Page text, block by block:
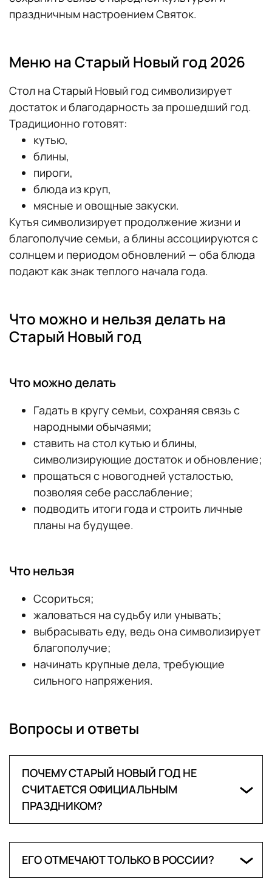
праздничным настроением Святок.
Меню на Старый Новый год 2026
Стол на Старый Новый год символизирует
достаток и благодарность за прошедший год.
Традиционно готовят:
кутью,
блины,
пироги,
блюда из круп,
мясные и овощные закуски.
Кутья символизирует продолжение жизни и
благополучие семьи, а блины ассоциируются с
солнцем и периодом обновлений — оба блюда
подают как знак теплого начала года.
Что можно и нельзя делать на
Старый Новый год
Что можно делать
Гадать в кругу семьи, сохраняя связь с
народными обычаями;
ставить на стол кутью и блины,
символизирующие достаток и обновление;
прощаться с новогодней усталостью,
позволяя себе расслабление;
подводить итоги года и строить личные
планы на будущее.
Что нельзя
Ссориться;
жаловаться на судьбу или унывать;
выбрасывать еду, ведь она символизирует
благополучие;
начинать крупные дела, требующие
сильного напряжения.
Вопросы и ответы
ПОЧЕМУ СТАРЫЙ НОВЫЙ ГОД НЕ
СЧИТАЕТСЯ ОФИЦИАЛЬНЫМ
ПРАЗДНИКОМ?
государственном календаре и не имеет
статуса выходного дня, поэтому
формально он не считается официальным
ЕГО ОТМЕЧАЮТ ТОЛЬКО В РОССИИ?